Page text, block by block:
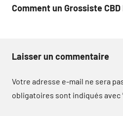
Comment un Grossiste
Laisser un commentaire
Votre adresse e-mail ne sera
obligatoires sont indiqués avec